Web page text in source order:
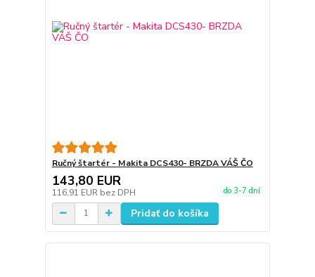
Ručný štartér - Makita DCS430- BRZDA VÁŠ ČO
143,80 EUR
116,91 EUR bez DPH do 3-7 dní
Pridať do košíka